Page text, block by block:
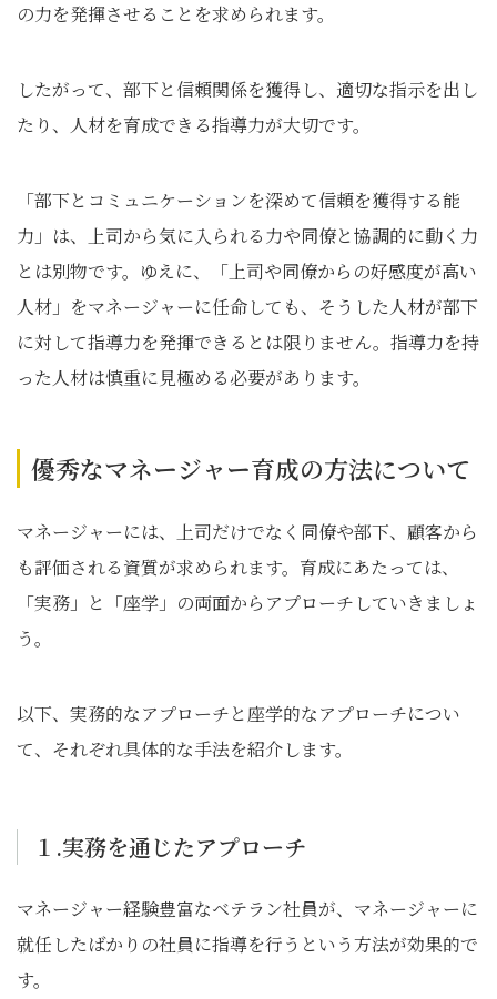
の力を発揮させることを求められます。
したがって、部下と信頼関係を獲得し、適切な指示を出し
たり、人材を育成できる指導力が大切です。
「部下とコミュニケーションを深めて信頼を獲得する能
力」は、上司から気に入られる力や同僚と協調的に動く力
とは別物です。ゆえに、「上司や同僚からの好感度が高い
人材」をマネージャーに任命しても、そうした人材が部下
に対して指導力を発揮できるとは限りません。指導力を持
った人材は慎重に見極める必要があります。
優秀なマネージャー育成の方法について
マネージャーには、上司だけでなく同僚や部下、顧客から
も評価される資質が求められます。育成にあたっては、
「実務」と「座学」の両面からアプローチしていきましょ
う。
以下、実務的なアプローチと座学的なアプローチについ
て、それぞれ具体的な手法を紹介します。
１.実務を通じたアプローチ
マネージャー経験豊富なベテラン社員が、マネージャーに
就任したばかりの社員に指導を行うという方法が効果的で
す。